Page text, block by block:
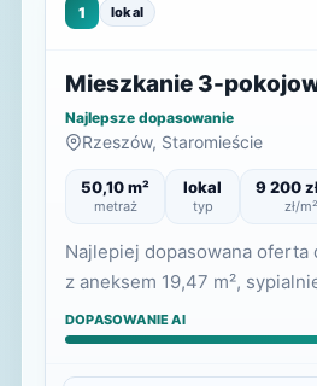
1 lokal
Mieszkanie 3-
Najlepsze dopasowanie
Rzeszów, Staromieście
50,10 m²
metraż
lokal
typ
9 200
zł/m²
Najlepiej dopasowana oferta
z aneksem 19,47 m²,
DOPASOWANIE AI